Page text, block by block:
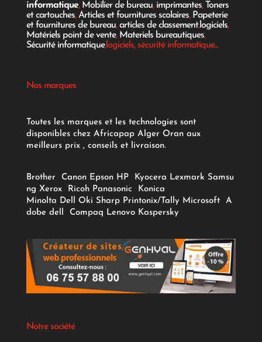
informatique, Mobilier de bureau, imprimantes, Toners
et cartouches,Articles et fournitures scolaires, Papeterie
et fournitures de bureau,articles de classement,logiciels,
Matériels point de vente, Materiels bureautiques,
Sécurité informatique,logiciels, sécurité informatique...
Nos marques
Toutes les marques et les technologies sont
disponibles chez Africapap Alger Oran aux
meilleurs prix , conseils et livraison.
Brother Canon Epson HP Kyocera Lexmark Samsu
ng Xerox Ricoh Panasonic
Konica
Minolta Dell Oki Sharp Printonix/Tally Microsoft
A
dobe dell Compaq Lenovo Kaspersky
Notre société